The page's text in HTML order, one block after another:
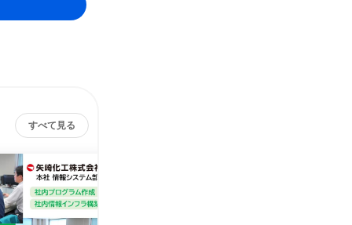
すべて見る